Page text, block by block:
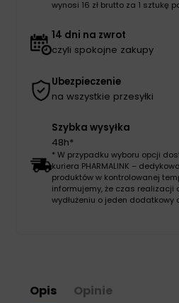
wynosi 16 zł brutto za 1 sztukę
14 dni na zwrot
czyli spokojne zakupy
Ubezpieczenie
na wszystkie przesyłki
Szybka wysyłka
48h*
* W przypadku wyboru opcji
kuriera PHARMALINK –
produktów w kontrolowanej
informujemy, że czas realizacji
wydłużeniu o jeden dodatkowy
Opis Opinie